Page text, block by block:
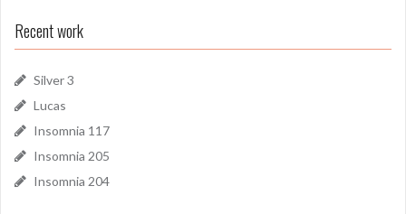
Recent work
Silver 3
Lucas
Insomnia 117
Insomnia 205
Insomnia 204